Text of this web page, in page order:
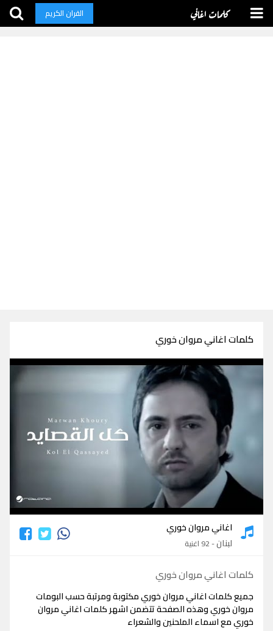
كلمات اغاني القران الكريم
كلمات اغاني مروان خوري
كلمات اغاني مروان خوري
اغاني مروان خوري
لبنان- 92 اغنية
كلمات اغاني مروان خوري
جميع كلمات اغاني مروان خوري مكتوبة ومرتبة حسب البومات
مروان خوري وهذه الصفحة تتضمن اشهر كلمات اغاني مروان
خوري مع اسماء الملحنين والشعراء